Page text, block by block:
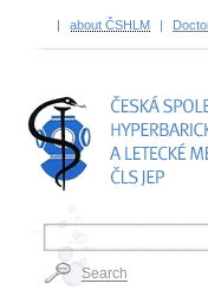
| about ČSHLM |
TITLE
Search